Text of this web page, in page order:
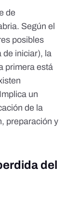
de
. Según el
posibles
de iniciar), la
primera está
un
de la
preparación y
del